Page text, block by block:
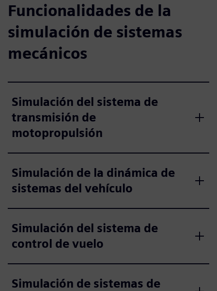
Funcionalidades de la
simulación de sistemas
mecánicos
Simulación del sistema de
transmisión de
motopropulsión
Simulación de la dinámica de
sistemas del vehículo
Simulación del sistema de
control de vuelo
Simulación de sistemas de